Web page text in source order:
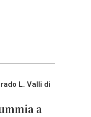
L. Valli di
a